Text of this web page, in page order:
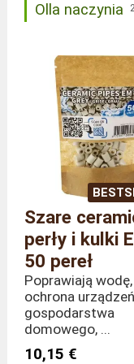
Olla naczynia
Szare
perły i kulki
50 pereł
Poprawiają wodę,
ochrona urządzeń
gospodarstwa
domowego, ...
10,15 €